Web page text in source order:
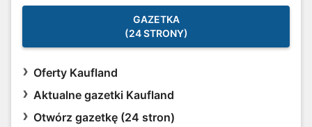
GAZETKA
(24 STRONY)
Oferty Kaufland
Aktualne gazetki Kaufland
Otwórz gazetkę (24 stron)